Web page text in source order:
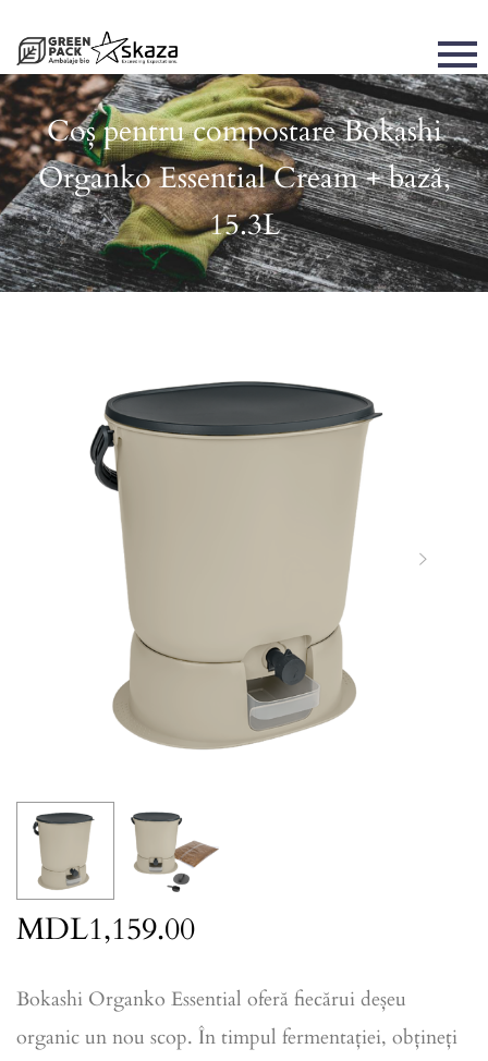
Coș pentru compostare Bokashi
Organko Essential Cream + bază,
15.3L
MDL1,159.00
Bokashi Organko Essential oferă fiecărui deșeu
organic un nou scop. În timpul fermentației, obțineți